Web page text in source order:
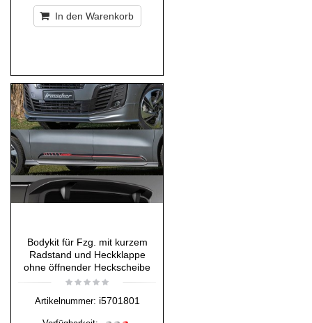
In den Warenkorb
Bodykit für Fzg. mit kurzem
Radstand und Heckklappe
ohne öffnender Heckscheibe
Artikelnummer: i5701801